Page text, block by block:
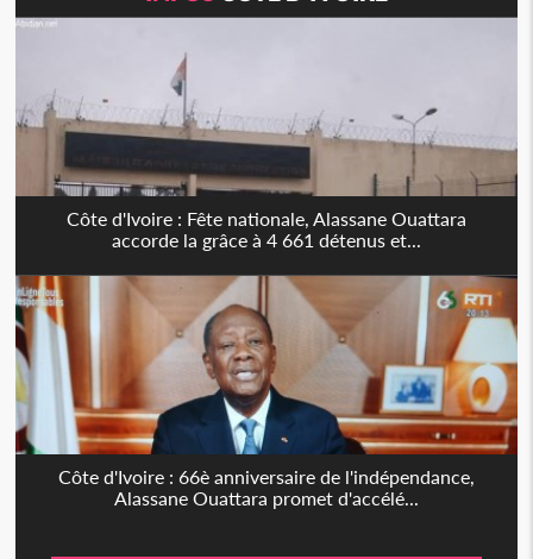
Côte d'Ivoire : Fête nationale, Alassane Ouattara
accorde la grâce à 4 661 détenus et...
Côte d'Ivoire : 66è anniversaire de l'indépendance,
Alassane Ouattara promet d'accélé...